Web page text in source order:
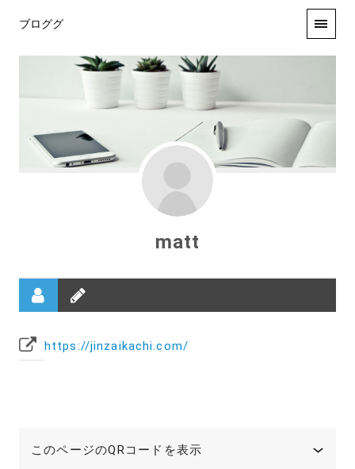
ブロググ
matt
https://jinzaikachi.com/
このページのQRコードを表示